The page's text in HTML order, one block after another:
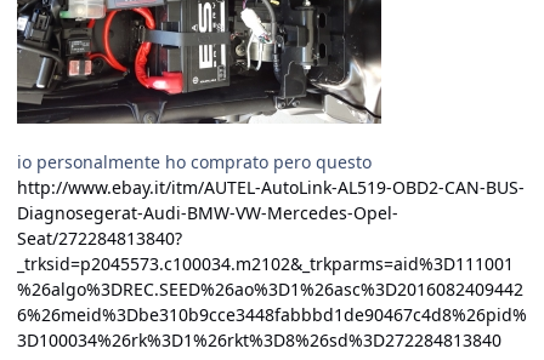
io personalmente ho comprato pero questo
http://www.ebay.it/itm/AUTEL-AutoLink-AL519-OBD2-CAN-BUS-
Diagnosegerat-Audi-BMW-VW-Mercedes-Opel-
Seat/272284813840?
_trksid=p2045573.c100034.m2102&_trkparms=aid%3D111001
%26algo%3DREC.SEED%26ao%3D1%26asc%3D2016082409442
6%26meid%3Dbe310b9cce3448fabbbd1de90467c4d8%26pid%
3D100034%26rk%3D1%26rkt%3D8%26sd%3D272284813840